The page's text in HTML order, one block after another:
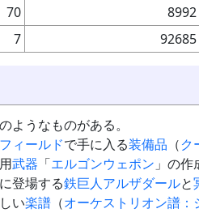
70
8992
7 92685
ようなものがある。
ィールドで手に入る装備品 （ク
武器 「エルゴンウェポン 」の
に登場する鉄巨人アルザダールと
い楽譜 （オーケストリオン譜：